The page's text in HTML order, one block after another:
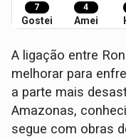
7
Gostei
4
Amei
A ligação entre
melhorar para
a parte mais
Amazonas,
segue com obras